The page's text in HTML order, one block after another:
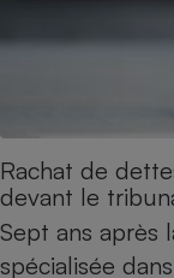
Rachat de
devant le
Sept ans après
spécialisée